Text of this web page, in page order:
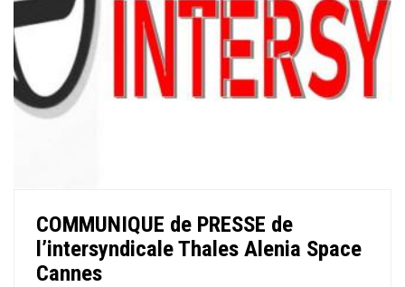
COMMUNIQUE de PRESSE de
l’intersyndicale Thales Alenia Space
Cannes